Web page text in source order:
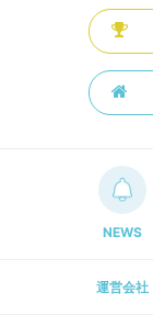
NEWS
運営会社